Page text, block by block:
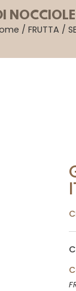
/ FRUTTA /